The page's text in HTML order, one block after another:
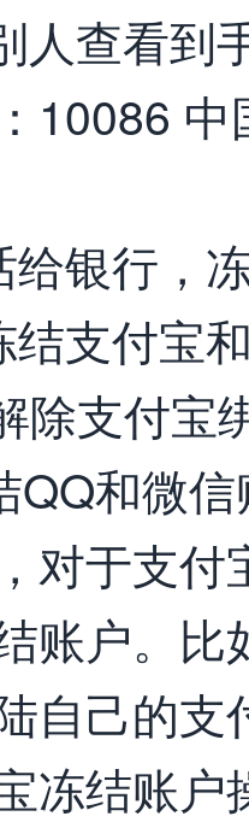
人查看到
中
银行，
支付宝和
除支付宝
QQ和微
于支付
账户。
自己的
结账户